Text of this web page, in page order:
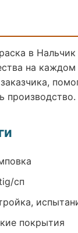
в Нальчик
на каждом
производство.
сп
покрытия